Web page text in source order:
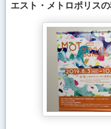
エスト・メトロポリスの